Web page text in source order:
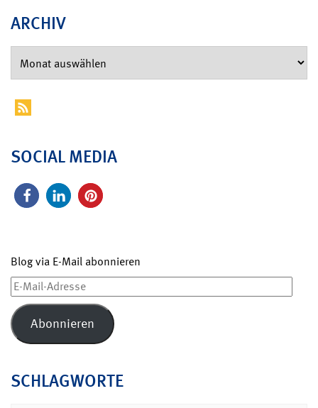
ARCHIV
SOCIAL MEDIA
Blog via E-Mail abonnieren
E-
Mail-
Adresse
Abonnieren
SCHLAGWORTE